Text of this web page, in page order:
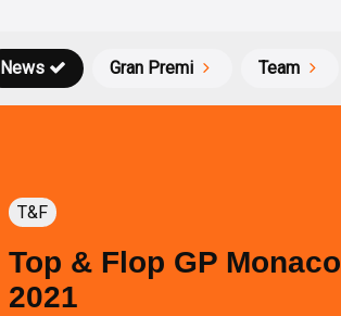
News Gran Premi Team
T&F
Top & Flop GP Monaco
2021